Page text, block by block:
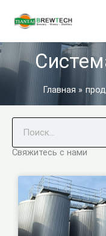
Главная
Свяжитесь с нами